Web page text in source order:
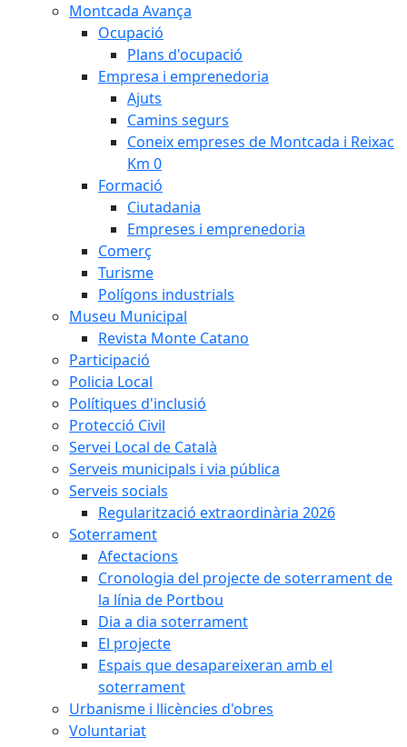
Montcada Avança
Ocupació
Plans d'ocupació
Empresa i emprenedoria
Ajuts
Camins segurs
Coneix empreses de Montcada i Reixac
Km 0
Formació
Ciutadania
Empreses i emprenedoria
Comerç
Turisme
Polígons industrials
Museu Municipal
Revista Monte Catano
Participació
Policia Local
Polítiques d'inclusió
Protecció Civil
Servei Local de Català
Serveis municipals i via pública
Serveis socials
Regularització extraordinària 2026
Soterrament
Afectacions
Cronologia del projecte de soterrament de
la línia de Portbou
Dia a dia soterrament
El projecte
Espais que desapareixeran amb el
soterrament
Urbanisme i llicències d'obres
Voluntariat